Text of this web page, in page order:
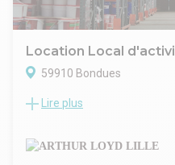
Location Local
59910 Bondues
Situés à Bondues, au sein de
bâtiments d'activité sont
Les surfaces disponibles
Lire plus